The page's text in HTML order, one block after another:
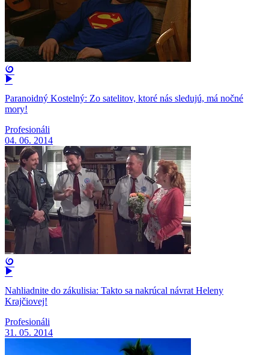
Paranoidný Kostelný: Zo satelitov, ktoré nás sledujú, má nočné
mory!
Profesionáli
04. 06. 2014
Nahliadnite do zákulisia: Takto sa nakrúcal návrat Heleny
Krajčiovej!
Profesionáli
31. 05. 2014